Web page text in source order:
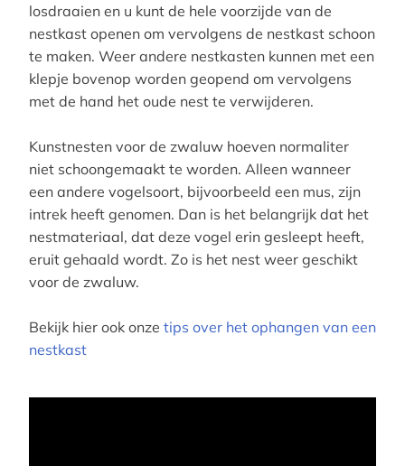
losdraaien en u kunt de hele voorzijde van de
nestkast openen om vervolgens de nestkast schoon
te maken. Weer andere nestkasten kunnen met een
klepje bovenop worden geopend om vervolgens
met de hand het oude nest te verwijderen.
Kunstnesten voor de zwaluw hoeven normaliter
niet schoongemaakt te worden. Alleen wanneer
een andere vogelsoort, bijvoorbeeld een mus, zijn
intrek heeft genomen. Dan is het belangrijk dat het
nestmateriaal, dat deze vogel erin gesleept heeft,
eruit gehaald wordt. Zo is het nest weer geschikt
voor de zwaluw.
Bekijk hier ook onze tips over het ophangen van een
nestkast